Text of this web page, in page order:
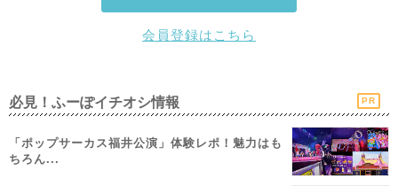
会員登録はこちら
必見！ふーぽイチオシ情報 PR
「ポップサーカス福井公演」体験レポ！魅力はも
ちろん...